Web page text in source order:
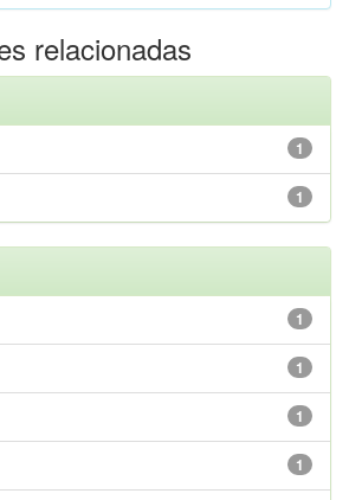
relacionadas
1
1
1
1
1
1